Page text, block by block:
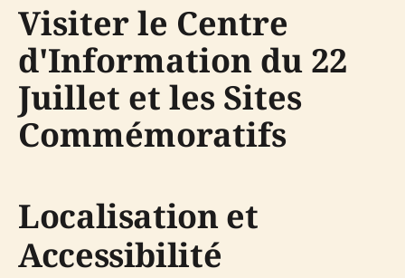
Visiter le Centre
d'Information du 22
Juillet et les Sites
Commémoratifs
Localisation et
Accessibilité